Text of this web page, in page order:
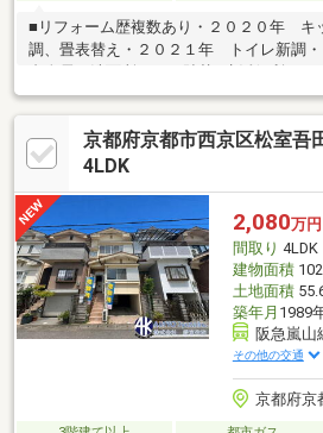
■リフォーム歴複数あり・２０２０年 キ
調、畳表替え・２０２１年 トイレ新調
建・居住用、収益用としてもご検討くだ
学校、病院が揃っています■東西両面ベラ
良好・屋根裏収納スペースあり■お子様の
三小学校まで徒歩５分・松原中学校まで徒
ください！ フリーダイヤル⇒０１２０-１
京都府京都市西京区松室吾
4LDK
2,080万円
間取り 4LDK
建物面積
土地面積
築年月 1989
阪急嵐山
その他の交通
京都府京